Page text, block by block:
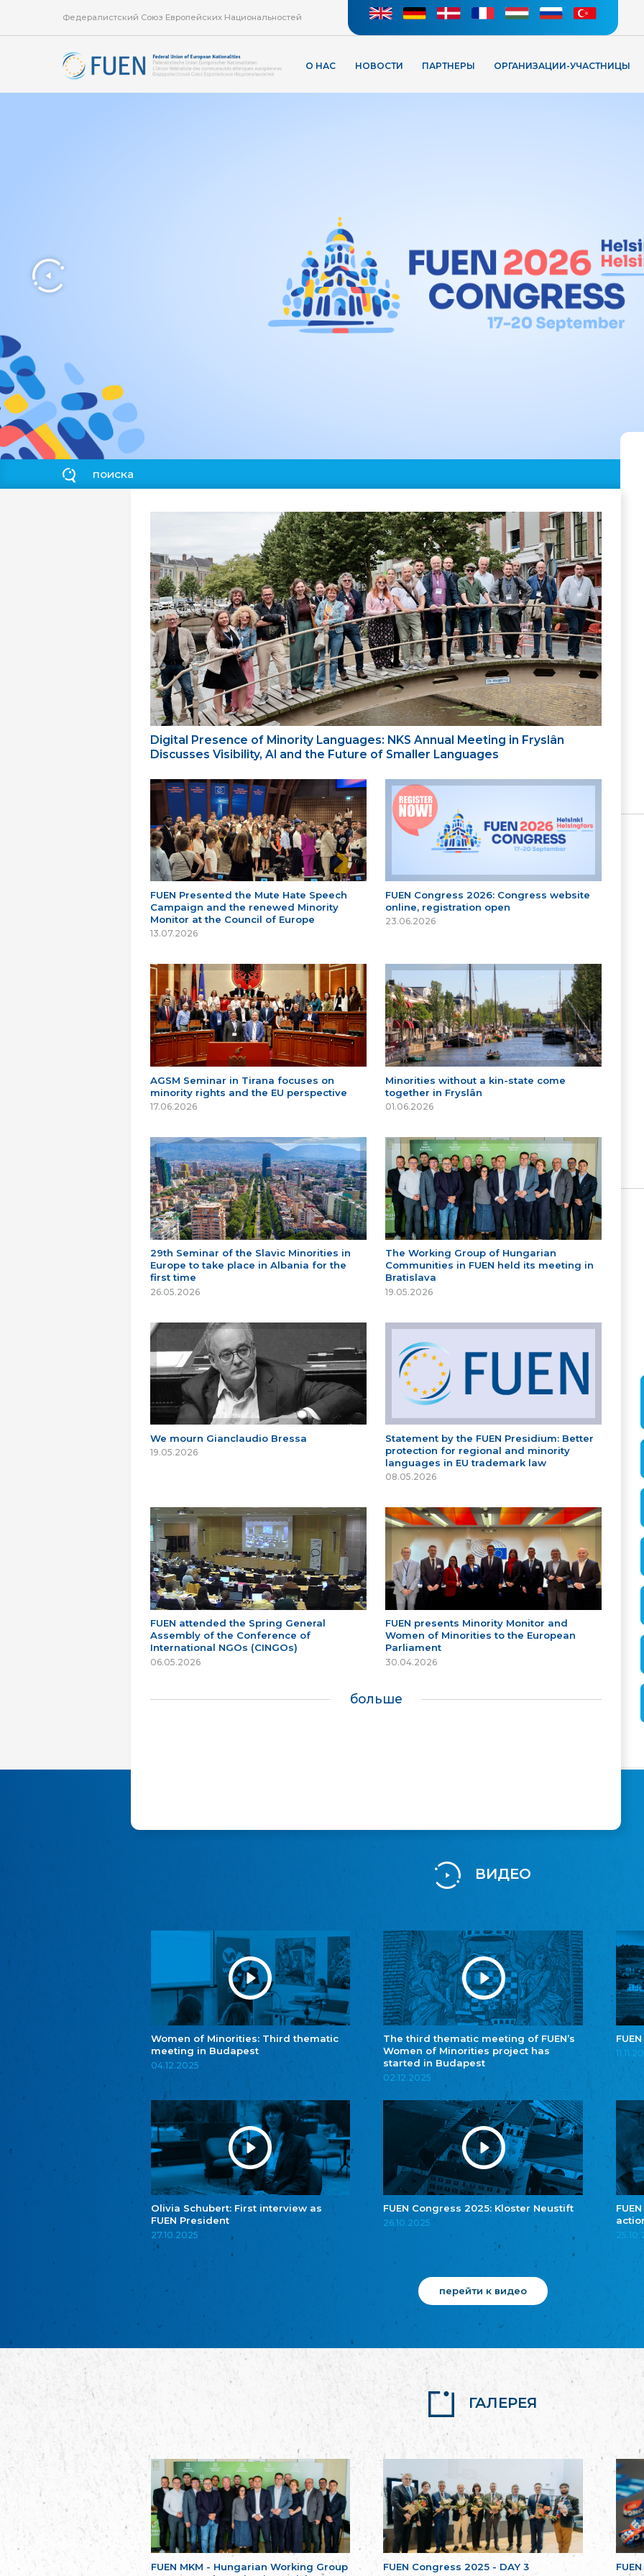
Федералистский Союз Европейских Национальностей
О НАС НОВОСТИ ПАРТНЕРЫ ОРГАНИЗАЦИИ-УЧАСТНИЦЫ
Digital Presence of Minority Languages: NKS Annual Meeting in Fryslân
Discusses Visibility, AI and the Future of Smaller Languages
FUEN Presented the Mute Hate Speech
Campaign and the renewed Minority
Monitor at the Council of Europe
13.07.2026
FUEN Congress 2026: Congress website
online, registration open
23.06.2026
AGSM Seminar in Tirana focuses on
minority rights and the EU perspective
17.06.2026
Minorities without a kin-state come
together in Fryslân
01.06.2026
29th Seminar of the Slavic Minorities in
Europe to take place in Albania for the
first time
26.05.2026
The Working Group of Hungarian
Communities in FUEN held its meeting in
Bratislava
19.05.2026
We mourn Gianclaudio Bressa
19.05.2026
Statement by the FUEN Presidium: Better
protection for regional and minority
languages in EU trademark law
08.05.2026
FUEN attended the Spring General
Assembly of the Conference of
International NGOs (CINGOs)
06.05.2026
FUEN presents Minority Monitor and
Women of Minorities to the European
Parliament
30.04.2026
больше
ВИДЕО
Women of Minorities: Third thematic
meeting in Budapest
04.12.2025
The third thematic meeting of FUEN’s
Women of Minorities project has
started in Budapest
02.12.2025
Olivia Schubert: First interview as
FUEN President
27.10.2025
FUEN Congress 2025: Kloster Neustift
26.10.2025
перейти к видео
ГАЛЕРЕЯ
FUEN MKM - Hungarian Working Group
FUEN Congress 2025 - DAY 3